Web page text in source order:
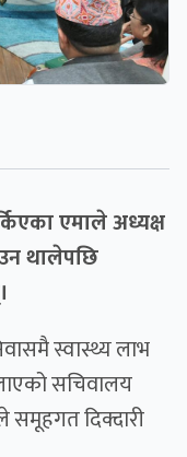
एमाले अध्यक्ष
थालेपछि
स्वास्थ्य लाभ
सचिवालय
दिक्दारी